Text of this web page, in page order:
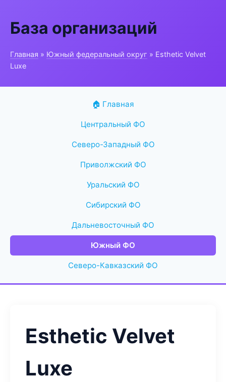
База организаций
Главная » Южный федеральный округ » Esthetic Velvet
Luxe
🏠 Главная
Центральный ФО
Северо-Западный ФО
Приволжский ФО
Уральский ФО
Сибирский ФО
Дальневосточный ФО
Южный ФО
Северо-Кавказский ФО
Esthetic Velvet
Luxe